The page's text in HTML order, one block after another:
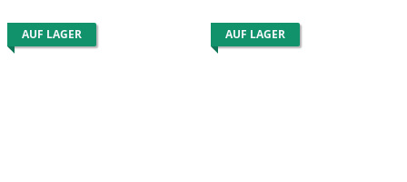
AUF LAGER AUF LAGER